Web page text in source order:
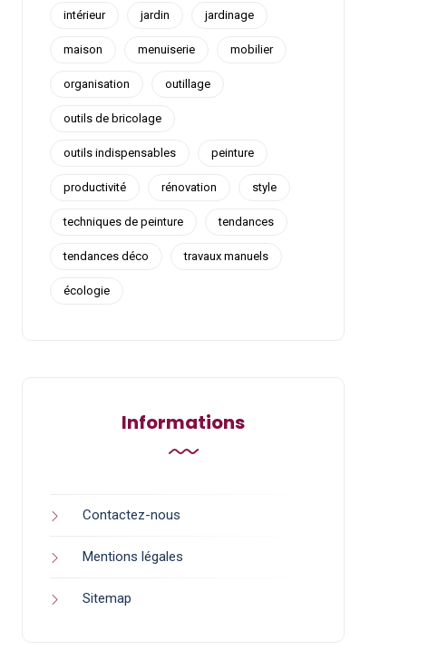
intérieur jardin jardinage
maison menuiserie mobilier
organisation outillage
outils de bricolage
outils indispensables peinture
productivité rénovation style
techniques de peinture tendances
tendances déco travaux manuels
écologie
Informations
Contactez-nous
Mentions légales
Sitemap